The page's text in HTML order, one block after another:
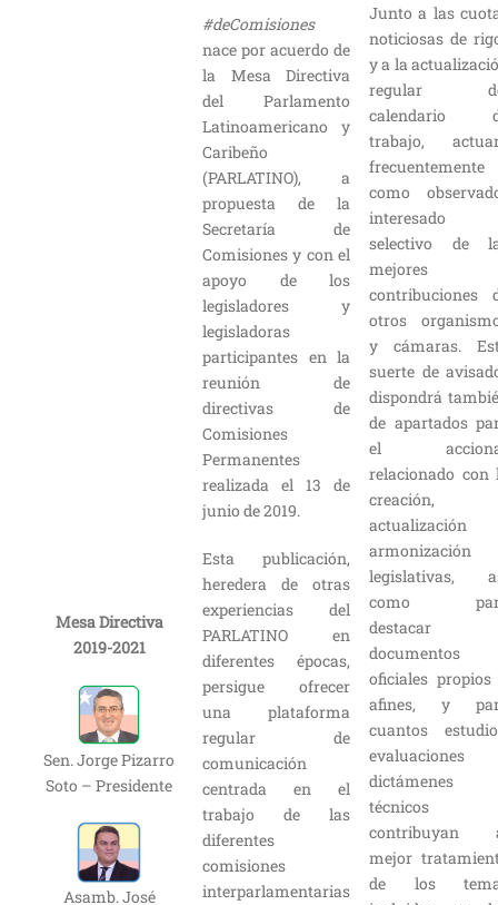
Mesa Directiva
2019-2021
Sen. Jorge Pizarro
Soto – Presidente
Asamb. José
#deComisiones
nace por acuerdo de
la Mesa Directiva
del Parlamento
Latinoamericano y
Caribeño
(PARLATINO), a
propuesta de la
Secretaría de
Comisiones y con el
apoyo de los
legisladores y
legisladoras
participantes en la
reunión de
directivas de
Comisiones
Permanentes
realizada el 13 de
junio de 2019.
Esta publicación,
heredera de otras
experiencias del
PARLATINO en
diferentes épocas,
persigue ofrecer
una plataforma
regular de
comunicación
centrada en el
trabajo de las
diferentes
comisiones
interparlamentarias
Junto a las
noticiosas de
y a la
regular
calendario
trabajo,
frecuentemente
como
interesado
selectivo de
mejores
contribuciones
otros
y cámaras.
suerte de
dispondrá
de apartados
el
relacionado con
creación,
actualización
armonización
legislativas,
como
destacar
documentos
oficiales propios
afines, y
cuantos
evaluaciones
dictámenes
técnicos
contribuyan
mejor
de los